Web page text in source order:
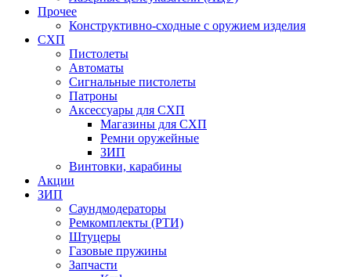
Прочее
Конструктивно-сходные с оружием изделия
СХП
Пистолеты
Автоматы
Сигнальные пистолеты
Патроны
Аксессуары для СХП
Магазины для СХП
Ремни оружейные
ЗИП
Винтовки, карабины
Акции
ЗИП
Саундмодераторы
Ремкомплекты (РТИ)
Штуцеры
Газовые пружины
Запчасти